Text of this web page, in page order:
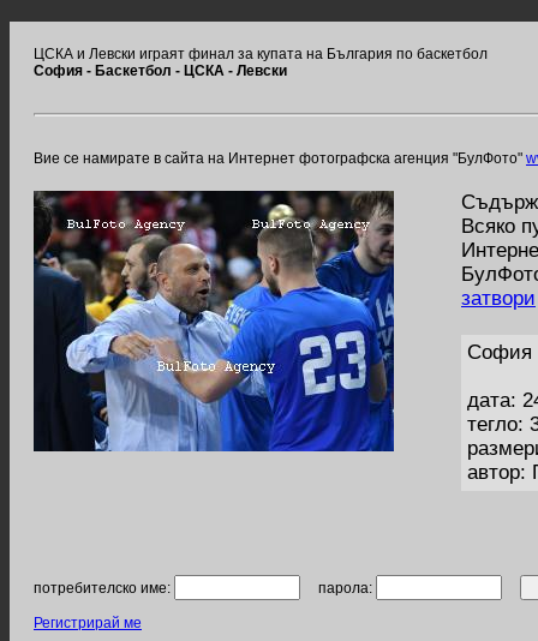
ЦСКА и Левски играят финал за купата на България по баскетбол
София - Баскетбол - ЦСКА - Левски
Вие се намирате в сайта на Интернет фотографска агенция "БулФото"
Всяко
затвори
София
дата:
тегло:
автор:
потребителско име: парола:
Регистрирай ме